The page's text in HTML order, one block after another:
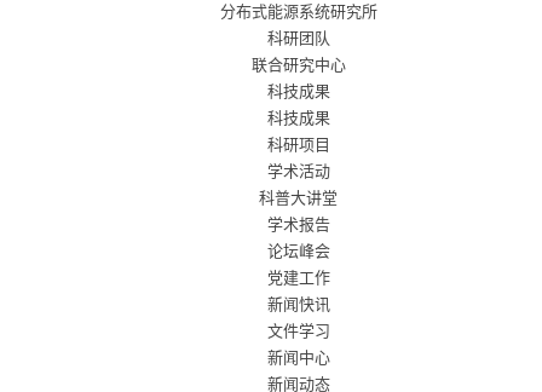
分布式能源系统研究所
科研团队
联合研究中心
科技成果
科技成果
科研项目
学术活动
科普大讲堂
学术报告
论坛峰会
党建工作
新闻快讯
文件学习
新闻中心
新闻动态